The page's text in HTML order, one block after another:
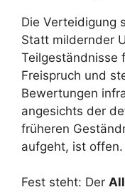
Die Verteidigung
Statt mildernder
Teilgeständnisse
Freispruch und
Bewertungen
angesichts der
früheren
aufgeht, ist offen.
Fest steht: Der